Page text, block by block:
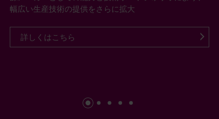
詳しくはこちら
幅広い生産技術の提供をさらに拡大
詳しくはこちら
を取り付けることで、乾燥時間を最大半分にまで短縮
詳しくはこちら
詳しくはこちら
詳しくはこちら
幅広い生産技術の提供をさらに拡大
詳しくはこちら